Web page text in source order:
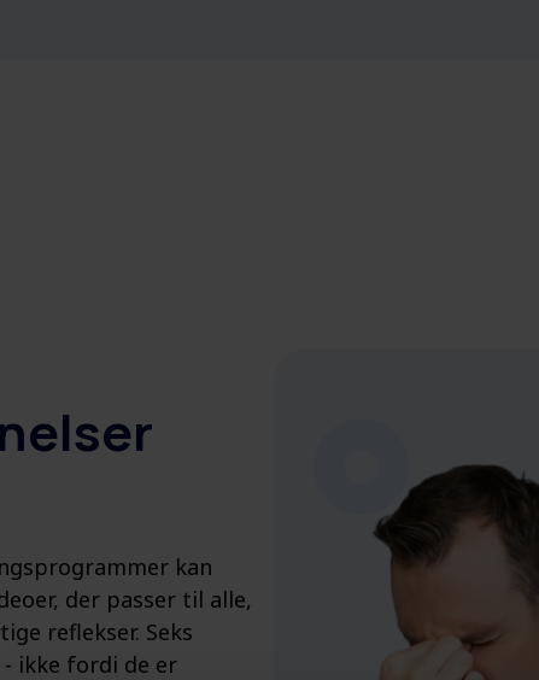
kan
der passer til alle,
reflekser. Seks
ikke fordi de er